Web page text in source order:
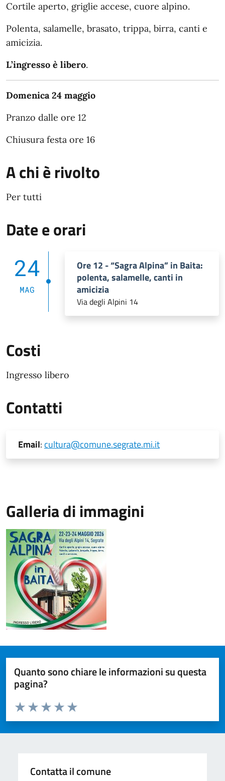
Cortile aperto, griglie accese, cuore alpino.
Polenta, salamelle, brasato, trippa, birra, canti e
amicizia.
L’ingresso è libero.
Domenica 24 maggio
Pranzo dalle ore 12
Chiusura festa ore 16
A chi è rivolto
Per tutti
Date e orari
24
MAG
Ore 12 - “Sagra Alpina” in Baita:
polenta, salamelle, canti in
amicizia
Via degli Alpini 14
Costi
Ingresso libero
Contatti
Email: cultura@comune.segrate.mi.it
Galleria di immagini
Quanto sono chiare le informazioni su questa
pagina?
Valuta da 1 a 5 stelle la pagina
Valuta 5 stelle su 5
Valuta 4 stelle su 5
Valuta 3 stelle su 5
Valuta 2 stelle su 5
Valuta 1 stelle su 5
Contatta il comune